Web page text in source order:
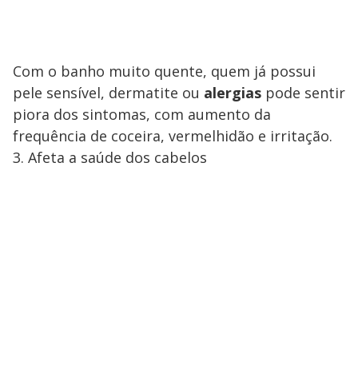
Com o banho muito quente, quem já possui
pele sensível, dermatite ou alergias pode sentir
piora dos sintomas, com aumento da
frequência de coceira, vermelhidão e irritação.
3. Afeta a saúde dos cabelos